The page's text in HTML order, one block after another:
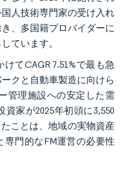
人技術専門家の受け入れ
、多国籍プロバイダーに
ています。
てCAGR 7.51%で最も急
クと自動車製造に向けら
管理施設への安定した需
家が2025年初頭に3,550
ことは、地域の実物資産
専門的なFM運営の必要性